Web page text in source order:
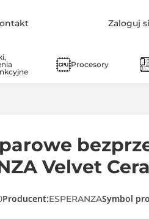
Zaloguj
Procesory
Velvet
Producent:ESPERANZASymbol